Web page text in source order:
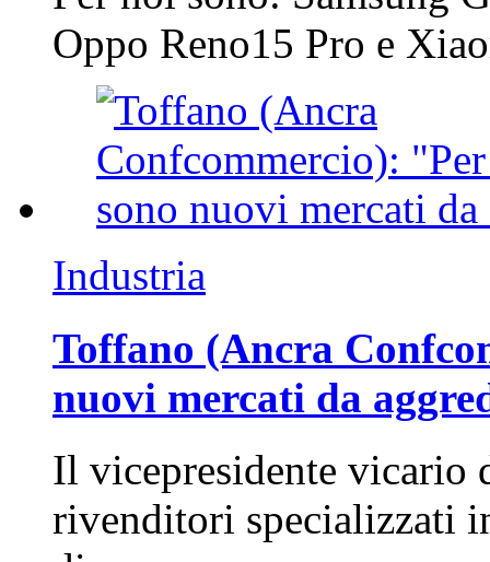
Oppo Reno15 Pro e
Industria
Toffano (Ancra
nuovi mercati da
Il vicepresidente vicario
rivenditori specializzati